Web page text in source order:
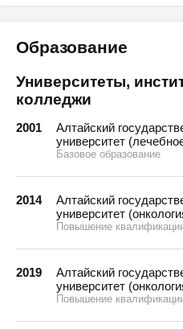
Образование
Университеты,
колледжи
2001
Алтайский
университет
Базовое образование
2014
Алтайский
университет
Повышение
2019
Алтайский
университет
Повышение